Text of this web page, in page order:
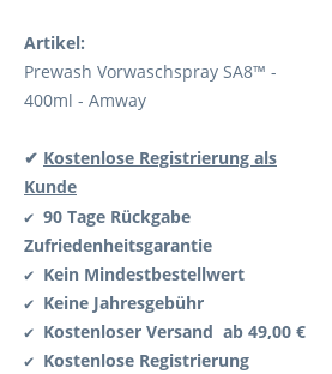
Artikel:
Prewash Vorwaschspray SA8™ -
400ml - Amway
✔ Kostenlose Registrierung als
Kunde
✔ 90 Tage Rückgabe
Zufriedenheitsgarantie
✔ Kein Mindestbestellwert
✔ Keine Jahresgebühr
✔ Kostenloser Versand ab 49,00 €
✔ Kostenlose Registrierung